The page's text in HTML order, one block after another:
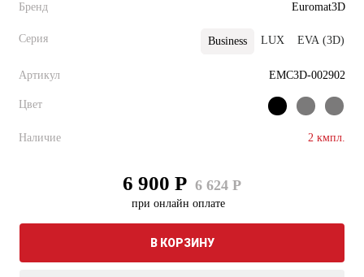
Бренд Euromat3D
Серия Business LUX EVA (3D)
Артикул EMC3D-002902
Цвет
Наличие 2 кмпл.
6 900 Р 6 624 Р
при онлайн оплате
В КОРЗИНУ